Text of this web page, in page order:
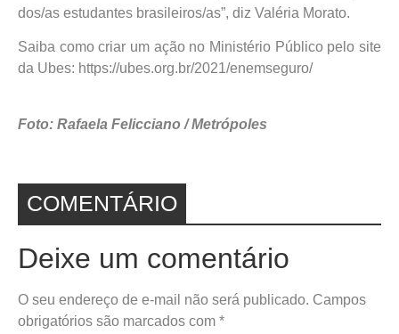
dos/as estudantes brasileiros/as”, diz Valéria Morato.
Saiba como criar um ação no Ministério Público pelo site
da Ubes: https://ubes.org.br/2021/enemseguro/
Foto: Rafaela Felicciano / Metrópoles
COMENTÁRIO
Deixe um comentário
O seu endereço de e-mail não será publicado. Campos
obrigatórios são marcados com *